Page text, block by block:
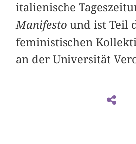
italienische
Manifesto und ist Teil
feministischen
an der Universität